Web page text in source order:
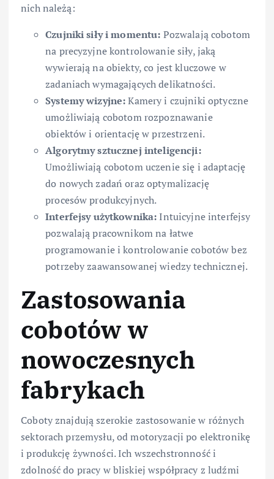
nich należą:
Czujniki siły i momentu: Pozwalają cobotom
na precyzyjne kontrolowanie siły, jaką
wywierają na obiekty, co jest kluczowe w
zadaniach wymagających delikatności.
Systemy wizyjne:Kamery i czujniki optyczne
umożliwiają cobotom rozpoznawanie
obiektów i orientację w przestrzeni.
Algorytmy sztucznej inteligencji:
Umożliwiają cobotom uczenie się i adaptację
do nowych zadań oraz optymalizację
procesów produkcyjnych.
Interfejsy użytkownika: Intuicyjne interfejsy
pozwalają pracownikom na łatwe
programowanie i kontrolowanie cobotów bez
potrzeby zaawansowanej wiedzy technicznej.
Zastosowania
cobotów w
nowoczesnych
fabrykach
Coboty znajdują szerokie zastosowanie w różnych
sektorach przemysłu, od motoryzacji po elektronikę
i produkcję żywności. Ich wszechstronność i
zdolność do pracy w bliskiej współpracy z ludźmi